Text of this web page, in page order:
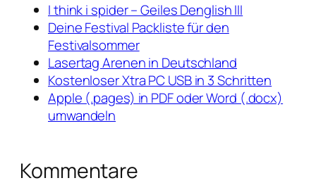
I think i spider – Geiles Denglish III
Deine Festival Packliste für den
Festivalsommer
Lasertag Arenen in Deutschland
Kostenloser Xtra PC USB in 3 Schritten
Apple (.pages) in PDF oder Word (.docx)
umwandeln
Kommentare